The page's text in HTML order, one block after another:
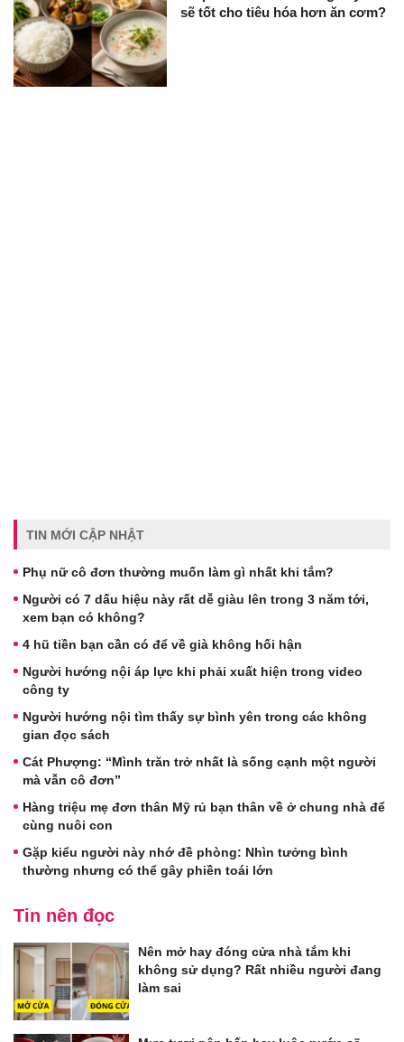
sẽ tốt cho tiêu hóa hơn ăn cơm?
TIN MỚI CẬP NHẬT
Phụ nữ cô đơn thường muốn làm gì nhất khi tắm?
Người có 7 dấu hiệu này rất dễ giàu lên trong 3 năm tới,
xem bạn có không?
4 hũ tiền bạn cần có để về già không hối hận
Người hướng nội áp lực khi phải xuất hiện trong video
công ty
Người hướng nội tìm thấy sự bình yên trong các không
gian đọc sách
Cát Phượng: “Mình trăn trở nhất là sống cạnh một người
mà vẫn cô đơn”
Hàng triệu mẹ đơn thân Mỹ rủ bạn thân về ở chung nhà để
cùng nuôi con
Gặp kiểu người này nhớ đề phòng: Nhìn tưởng bình
thường nhưng có thể gây phiền toái lớn
Tin nên đọc
Nên mở hay đóng cửa nhà tắm khi
không sử dụng? Rất nhiều người đang
làm sai